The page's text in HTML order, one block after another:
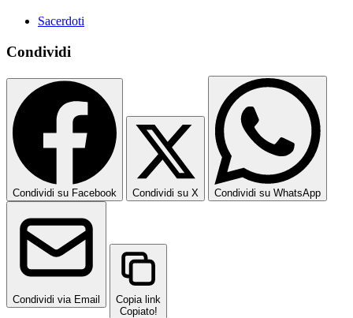
Sacerdoti
Condividi
Condividi su Facebook Condividi su X Condividi su WhatsApp
Condividi via Email
Copia link
Copiato!